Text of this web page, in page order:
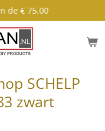
de € 75,00
SCHELP
zwart